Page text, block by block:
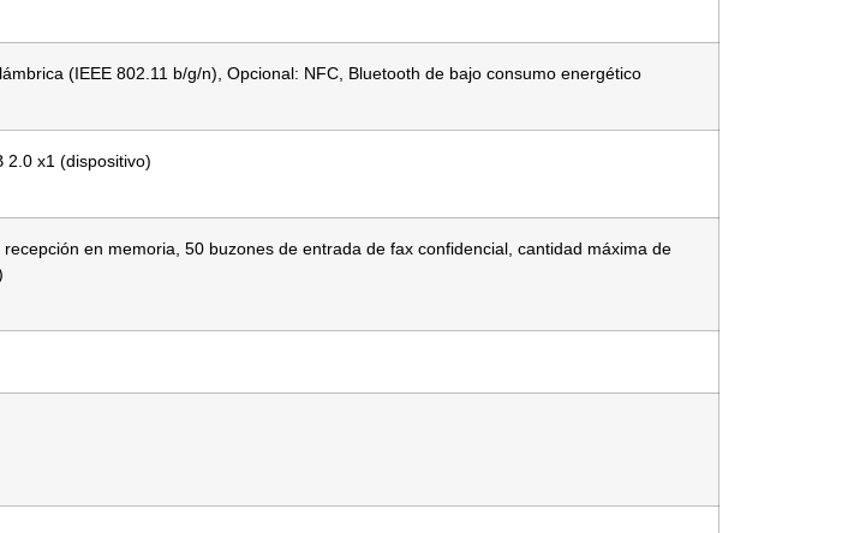
(IEEE 802.11 b/g/n), Opcional: NFC, Bluetooth de bajo consumo energético
2.0 x1 (dispositivo)
en memoria, 50 buzones de entrada de fax confidencial, cantidad máxima de